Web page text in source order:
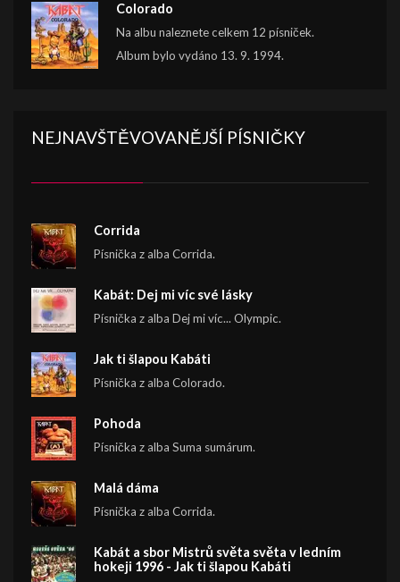
Colorado
Na albu naleznete celkem 12 písniček.
Album bylo vydáno 13. 9. 1994.
NEJNAVŠTĚVOVANĚJŠÍ PÍSNIČKY
Corrida
Písnička z alba Corrida.
Kabát: Dej mi víc své lásky
Písnička z alba Dej mi víc... Olympic.
Jak ti šlapou Kabáti
Písnička z alba Colorado.
Pohoda
Písnička z alba Suma sumárum.
Malá dáma
Písnička z alba Corrida.
Kabát a sbor Mistrů světa světa v ledním
hokeji 1996 - Jak ti šlapou Kabáti